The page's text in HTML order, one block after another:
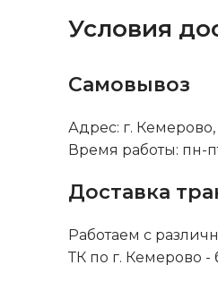
Условия
Самовывоз
Адрес: г. Кемерово,
Время работы: пн-
Доставка
Работаем с
ТК по г. Кемерово -